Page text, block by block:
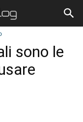
sono le